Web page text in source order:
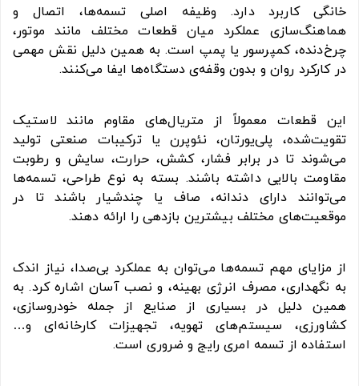
خانگی کاربرد دارد. وظیفه اصلی تسمه‌ها، اتصال و
هماهنگ‌سازی عملکرد میان قطعات مختلف مانند موتور،
چرخ‌دنده، کمپرسور یا پمپ است. به همین دلیل نقش مهمی
در کارکرد روان و بدون وقفه‌ی دستگاه‌ها ایفا می‌کنند.
این قطعات معمولاً از متریال‌های مقاوم مانند لاستیک
تقویت‌شده، پلی‌یورتان، نئوپرن یا ترکیبات صنعتی تولید
می‌شوند تا در برابر فشار، کشش، حرارت، سایش و رطوبت
مقاومت بالایی داشته باشند. بسته به نوع طراحی، تسمه‌ها
می‌توانند دارای دندانه، صاف یا چندشیار باشند تا در
موقعیت‌های مختلف بیشترین بازدهی را ارائه دهند.
از مزایای مهم تسمه‌ها می‌توان به عملکرد بی‌صدا، نیاز اندک
به نگهداری، مصرف انرژی بهینه، و نصب آسان اشاره کرد. به
همین دلیل در بسیاری از صنایع از جمله خودروسازی،
کشاورزی، سیستم‌های تهویه، تجهیزات کارخانه‌ای و…
استفاده از تسمه امری رایج و ضروری است.